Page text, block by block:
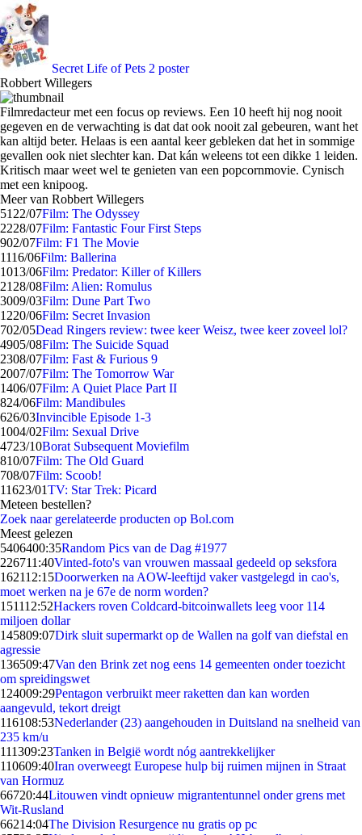
Secret Life of Pets 2 poster
Robbert Willegers
Filmredacteur met een focus op reviews. Een 10 heeft hij nog nooit
gegeven en de verwachting is dat dat ook nooit zal gebeuren, want het
kan altijd beter. Helaas is een aantal keer gebleken dat het in sommige
gevallen ook niet slechter kan. Dat kán weleens tot een dikke 1 leiden.
Kritisch maar weet wel te genieten van een popcornmovie. Cynisch
met een knipoog.
Meer van Robbert Willegers
51 22/07Film: The Odyssey
2228/07Film: Fantastic Four First Steps
902/07Film: F1 The Movie
1116/06Film: Ballerina
1013/06Film: Predator: Killer of Killers
21 28/08Film: Alien: Romulus
3009/03Film: Dune Part Two
1220/06Film: Secret Invasion
702/05Dead Ringers review: twee keer Weisz, twee keer zoveel lol?
4905/08Film: The Suicide Squad
2308/07Film: Fast & Furious 9
2007/07Film: The Tomorrow War
1406/07Film: A Quiet Place Part II
824/06Film: Mandibules
626/03Invincible Episode 1-3
1004/02Film: Sexual Drive
4723/10Borat Subsequent Moviefilm
810/07Film: The Old Guard
708/07Film: Scoob!
11623/01TV: Star Trek: Picard
Meteen bestellen?
Zoek naar gerelateerde producten op Bol.com
Meest gelezen
5406400:35Random Pics van de Dag #1977
226711:40Vinted-foto's van vrouwen massaal gedeeld op seksfora
162112:15Doorwerken na AOW-leeftijd vaker vastgelegd in cao's,
moet werken na je 67e de norm worden?
151112:52Hackers roven Coldcard-bitcoinwallets leeg voor 114
miljoen dollar
145809:07Dirk sluit supermarkt op de Wallen na golf van diefstal en
agressie
136509:47Van den Brink zet nog eens 14 gemeenten onder toezicht
om spreidingswet
124009:29Pentagon verbruikt meer raketten dan kan worden
aangevuld, tekort dreigt
116108:53Nederlander (23) aangehouden in Duitsland na snelheid van
235 km/u
111309:23Tanken in België wordt nóg aantrekkelijker
110609:40Iran overweegt Europese hulp bij ruimen mijnen in Straat
van Hormuz
66720:44Litouwen vindt opnieuw migrantentunnel onder grens met
Wit-Rusland
66214:04The Division Resurgence nu gratis op pc